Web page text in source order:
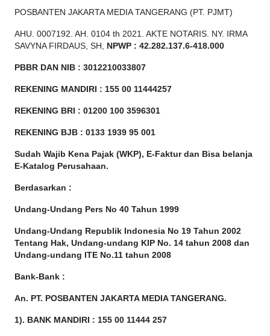
POSBANTEN JAKARTA MEDIA TANGERANG (PT. PJMT)
AHU. 0007192. AH. 0104 th 2021. AKTE NOTARIS. NY. IRMA
SAVYNA FIRDAUS, SH, NPWP : 42.282.137.6-418.000
PBBR DAN NIB : 3012210033807
REKENING MANDIRI : 155 00 11444257
REKENING BRI : 01200 100 3596301
REKENING BJB : 0133 1939 95 001
Sudah Wajib Kena Pajak (WKP), E-Faktur dan Bisa belanja
E-Katalog Perusahaan.
Berdasarkan :
Undang-Undang Pers No 40 Tahun 1999
Undang-Undang Republik Indonesia No 19 Tahun 2002
Tentang Hak, Undang-undang KIP No. 14 tahun 2008 dan
Undang-undang ITE No.11 tahun 2008
Bank-Bank :
An. PT. POSBANTEN JAKARTA MEDIA TANGERANG.
1). BANK MANDIRI : 155 00 11444 257